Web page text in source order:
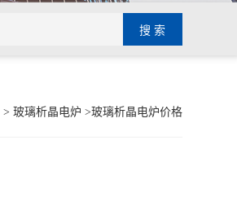
> 玻璃析晶电炉 >玻璃析晶电炉价格